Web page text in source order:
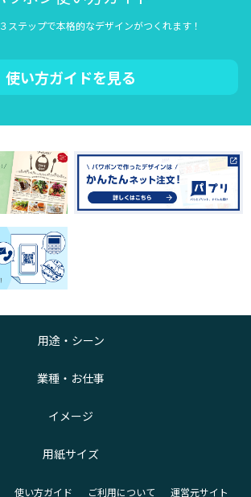
ステップで本格的なデザインがつくれます！
使い方ガイドを見る
用途・シーン
業種・お仕事
イメージ
用紙サイズ
使い方ガイド ご利用について 運営元サイト